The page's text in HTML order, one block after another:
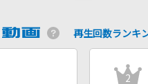
再生回数ランキ
2